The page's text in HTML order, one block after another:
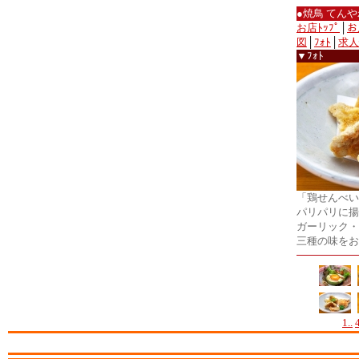
●焼鳥 てん
お店ﾄｯﾌﾟ
図
ﾌｫﾄ
求
▼ﾌｫﾄ
「鶏せんべ
パリパリに
ガーリック
三種の味を
1..